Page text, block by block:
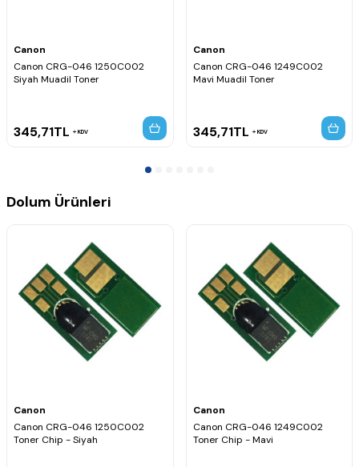
Canon
Canon CRG-046 1250C002
Siyah Muadil Toner
345,71TL KDV
Canon
Canon CRG-046 1249C002
Mavi Muadil Toner
345,71TL KDV
Dolum Ürünleri
Canon
Canon CRG-046 1250C002
Toner Chip - Siyah
Canon
Canon CRG-046 1249C002
Toner Chip - Mavi